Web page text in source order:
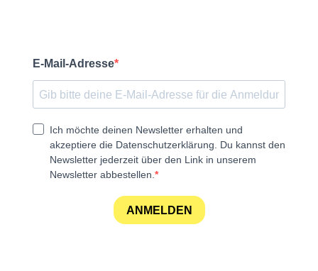
E-Mail-Adresse
Ich möchte deinen Newsletter erhalten und
akzeptiere die Datenschutzerklärung. Du kannst den
Newsletter jederzeit über den Link in unserem
Newsletter abbestellen.
ANMELDEN